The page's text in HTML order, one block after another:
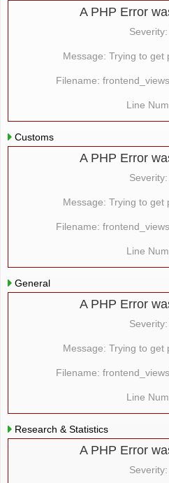
A PHP Error
Message: Trying to get
Filename:
Line
Customs
A PHP Error
Message: Trying to get
Filename:
Line
General
A PHP Error
Message: Trying to get
Filename:
Line
Research & Statistics
A PHP Error